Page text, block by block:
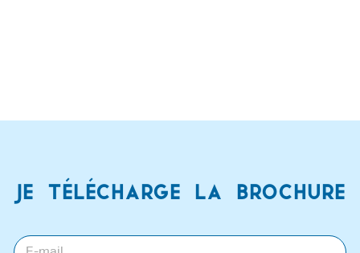
Je télécharge la brochure
E